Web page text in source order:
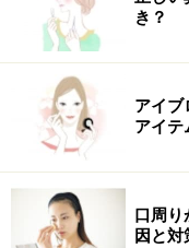
き？
アイブ
アイテ
口周り
因と